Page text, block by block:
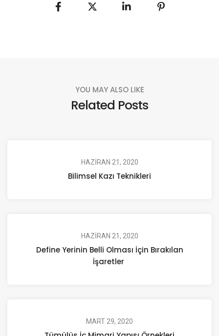
YOU MAY ALSO LIKE
Related Posts
HAZIRAN 21, 2020
Bilimsel Kazı Teknikleri
HAZIRAN 21, 2020
Define Yerinin Belli Olması İçin Bırakılan
İşaretler
MART 29, 2020